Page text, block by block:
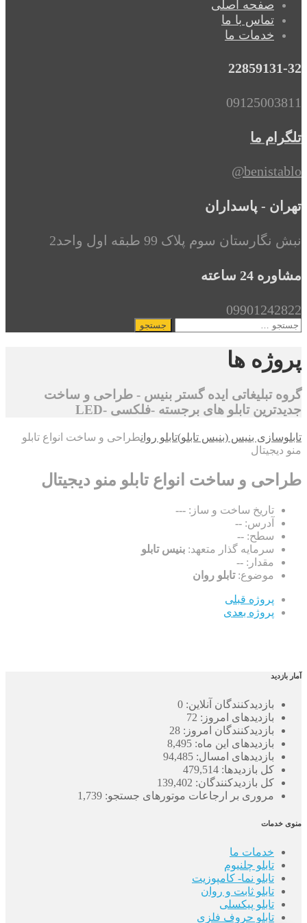
صفحه اصلی
تماس با ما
خدمات ما
22859131-32
09125003811
تلگرام ما
benistablo@
تهران - پاسداران
نبش نگارستان سوم پلاک 99 طبقه اول واحد2
مشاوره 24 ساعته
09901242822
جستجو
پروژه ها
گروه تبلیغاتی ایده گستر بنیس - طراحی و ساخت
جدیدترین تابلو های برجسته -فلکسی -LED
تابلوسازی بنیس (بنیس تابلو)تابلو روانطراحی و ساخت انواع تابلو
منو دیجیتال
طراحی و ساخت انواع تابلو منو دیجیتال
تاریخ ساخت و ساز: ---
آدرس: --
سطح: --
سرمایه گذار متعهد: بنیس تابلو
مقدار: --
موضوع:تابلو روان
پروژه قبلی
پروژه بعدی
آمار بازدید
بازدیدکنندگان آنلاین: 0
بازدیدهای امروز: 72
بازدیدکنندگان امروز: 28
بازدیدهای این ماه: 8,495
بازدیدهای امسال: 94,485
کل بازدیدها: 479,514
کل بازدیدکنند‌گان: 139,402
مروری بر ارجاعات موتورهای جستجو: 1,739
منوی خدمات
خدمات ما
تابلو چلنیوم
تابلو نما- کامپوزیت
تابلو ثابت و روان
تابلو پیکسلی
تابلو حروف فلزی